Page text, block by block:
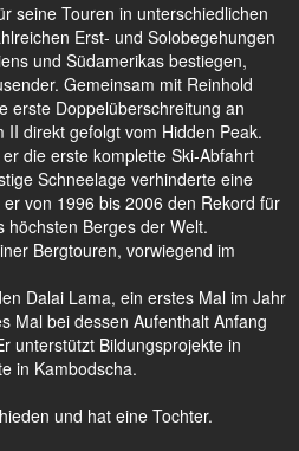
seine Touren in unterschiedlichen
Erst- und Solobegehungen
und Südamerikas bestiegen,
Gemeinsam mit Reinhold
erste Doppelüberschreitung an
direkt gefolgt vom Hidden Peak.
die erste komplette Ski-Abfahrt
Schneelage verhinderte eine
von 1996 bis 2006 den Rekord für
höchsten Berges der Welt.
Bergtouren, vorwiegend im
Dalai Lama, ein erstes Mal im Jahr
Mal bei dessen Aufenthalt Anfang
unterstützt Bildungsprojekte in
in Kambodscha.
und hat eine Tochter.